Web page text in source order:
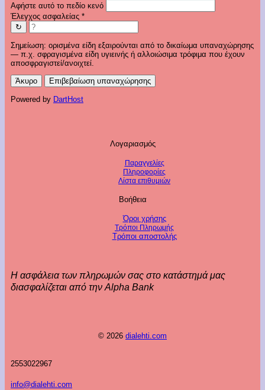
Αφήστε αυτό το πεδίο κενό
Έλεγχος ασφαλείας *
↻
Σημείωση: ορισμένα είδη εξαιρούνται από το δικαίωμα υπαναχώρησης
— π.χ. σφραγισμένα είδη υγιεινής ή αλλοιώσιμα τρόφιμα που έχουν
αποσφραγιστεί/ανοιχτεί.
Άκυρο Επιβεβαίωση υπαναχώρησης
Powered by DartHost
Λογαριασμός
Παραγγελίες
Πληροφορίες
Λίστα επιθυμιών
Βοήθεια
Όροι χρήσης
Τρόποι Πληρωμής
Τρόποι αποστολής
Η ασφάλεια των πληρωμών σας στο κατάστημά μας
διασφαλίζεται από την Alpha Bank
© 2026 dialehti.com
2553022967
info@dialehti.com